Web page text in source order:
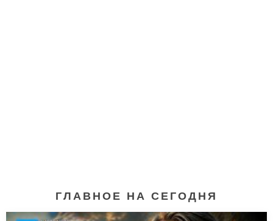
ГЛАВНОЕ НА СЕГОДНЯ